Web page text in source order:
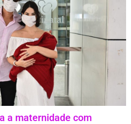
a maternidade com